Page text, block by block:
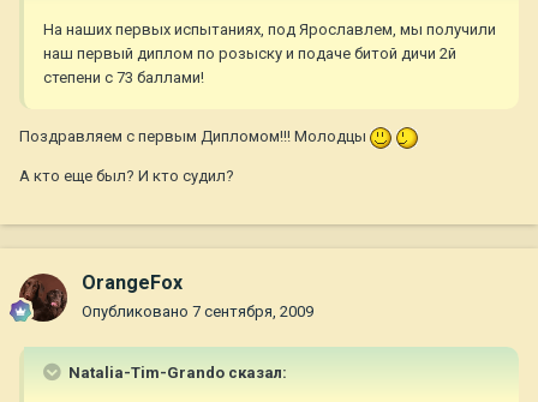
На наших первых испытаниях, под Ярославлем, мы получили
наш первый диплом по розыску и подаче битой дичи 2й
степени с 73 баллами!
Поздравляем с первым Дипломом!!! Молодцы
А кто еще был? И кто судил?
OrangeFox
Опубликовано 7 сентября, 2009
Natalia-Tim-Grando сказал: